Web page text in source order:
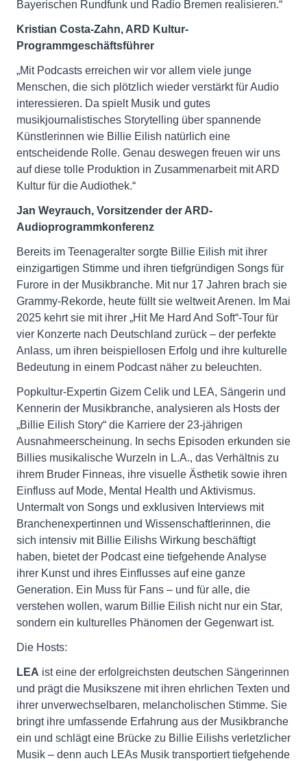
Bayerischen Rundfunk und Radio Bremen realisieren.“
Kristian Costa-Zahn, ARD Kultur-
Programmgeschäftsführer
„Mit Podcasts erreichen wir vor allem viele junge
Menschen, die sich plötzlich wieder verstärkt für Audio
interessieren. Da spielt Musik und gutes
musikjournalistisches Storytelling über spannende
Künstlerinnen wie Billie Eilish natürlich eine
entscheidende Rolle. Genau deswegen freuen wir uns
auf diese tolle Produktion in Zusammenarbeit mit ARD
Kultur für die Audiothek.“
Jan Weyrauch, Vorsitzender der ARD-
Audioprogrammkonferenz
Bereits im Teenageralter sorgte Billie Eilish mit ihrer
einzigartigen Stimme und ihren tiefgründigen Songs für
Furore in der Musikbranche. Mit nur 17 Jahren brach sie
Grammy-Rekorde, heute füllt sie weltweit Arenen. Im Mai
2025 kehrt sie mit ihrer „Hit Me Hard And Soft“-Tour für
vier Konzerte nach Deutschland zurück – der perfekte
Anlass, um ihren beispiellosen Erfolg und ihre kulturelle
Bedeutung in einem Podcast näher zu beleuchten.
Popkultur-Expertin Gizem Celik und LEA, Sängerin und
Kennerin der Musikbranche, analysieren als Hosts der
„Billie Eilish Story“ die Karriere der 23-jährigen
Ausnahmeerscheinung. In sechs Episoden erkunden sie
Billies musikalische Wurzeln in L.A., das Verhältnis zu
ihrem Bruder Finneas, ihre visuelle Ästhetik sowie ihren
Einfluss auf Mode, Mental Health und Aktivismus.
Untermalt von Songs und exklusiven Interviews mit
Branchenexpertinnen und Wissenschaftlerinnen, die
sich intensiv mit Billie Eilishs Wirkung beschäftigt
haben, bietet der Podcast eine tiefgehende Analyse
ihrer Kunst und ihres Einflusses auf eine ganze
Generation. Ein Muss für Fans – und für alle, die
verstehen wollen, warum Billie Eilish nicht nur ein Star,
sondern ein kulturelles Phänomen der Gegenwart ist.
Die Hosts:
LEA ist eine der erfolgreichsten deutschen Sängerinnen
und prägt die Musikszene mit ihren ehrlichen Texten und
ihrer unverwechselbaren, melancholischen Stimme. Sie
bringt ihre umfassende Erfahrung aus der Musikbranche
ein und schlägt eine Brücke zu Billie Eilishs verletzlicher
Musik – denn auch LEAs Musik transportiert tiefgehende